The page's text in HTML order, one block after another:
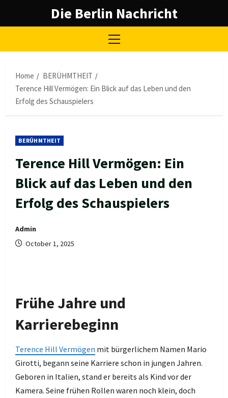
Die Berlin Nachricht
Primary
Home
BERÜHMTHEIT
Terence Hill Vermögen: Ein Blick auf das Leben und den
Erfolg des Schauspielers
BERÜHMTHEIT
Terence Hill Vermögen: Ein
Blick auf das Leben und den
Erfolg des Schauspielers
Admin
October 1, 2025
Frühe Jahre und
Karrierebeginn
Terence Hill Vermögen mit bürgerlichem Namen Mario
Girotti, begann seine Karriere schon in jungen Jahren.
Geboren in Italien, stand er bereits als Kind vor der
Kamera. Seine frühen Rollen waren noch klein, doch